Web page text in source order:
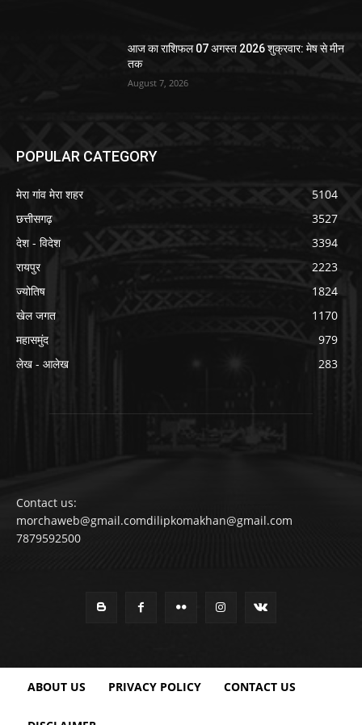
आज का राशिफल 07 अगस्त 2026 शुक्रवार: मेष से मीन
तक
August 7, 2026
POPULAR CATEGORY
मेरा गांव मेरा शहर
5104
छत्तीसगढ़
3527
देश - विदेश
3394
रायपुर
2223
ज्योतिष
1824
खेल जगत
1170
महासमुंद
979
लेख - आलेख
283
Contact us:
morchaweb@gmail.comdilipkomakhan@gmail.com
7879592500
ABOUT US PRIVACY POLICY CONTACT US